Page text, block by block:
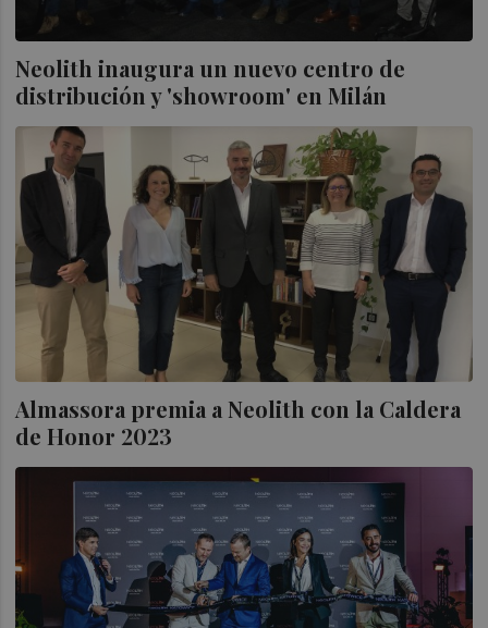
Neolith inaugura un nuevo centro de
distribución y 'showroom' en Milán
Almassora premia a Neolith con la Caldera
de Honor 2023